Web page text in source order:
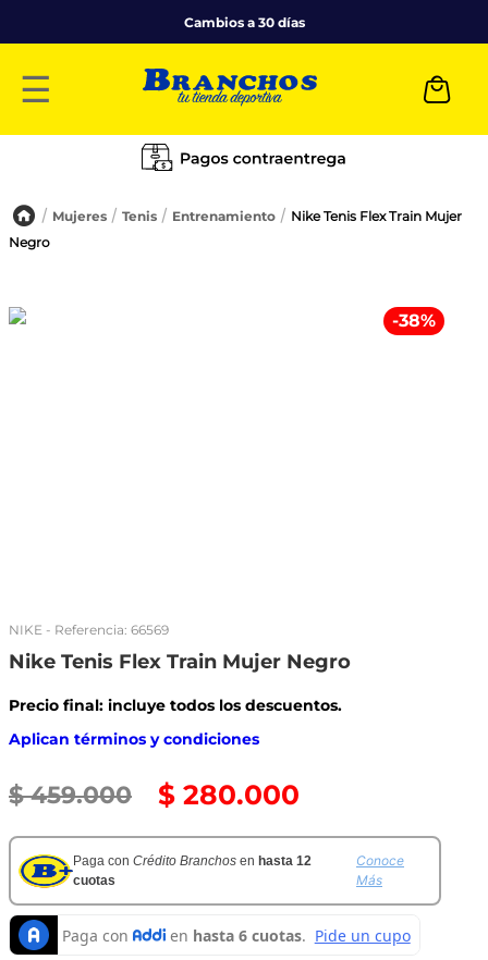
Cambios a 30 días
☰
Mujeres Tenis Entrenamiento
Nike Tenis Flex Train Mujer
Negro
-38%
NIKE - Referencia: 66569
Nike Tenis Flex Train Mujer Negro
Precio final: incluye todos los descuentos.
Aplican términos y condiciones
$ 459.000 $ 280.000
Paga con Crédito Branchos en hasta 12
cuotas
Conoce
Más